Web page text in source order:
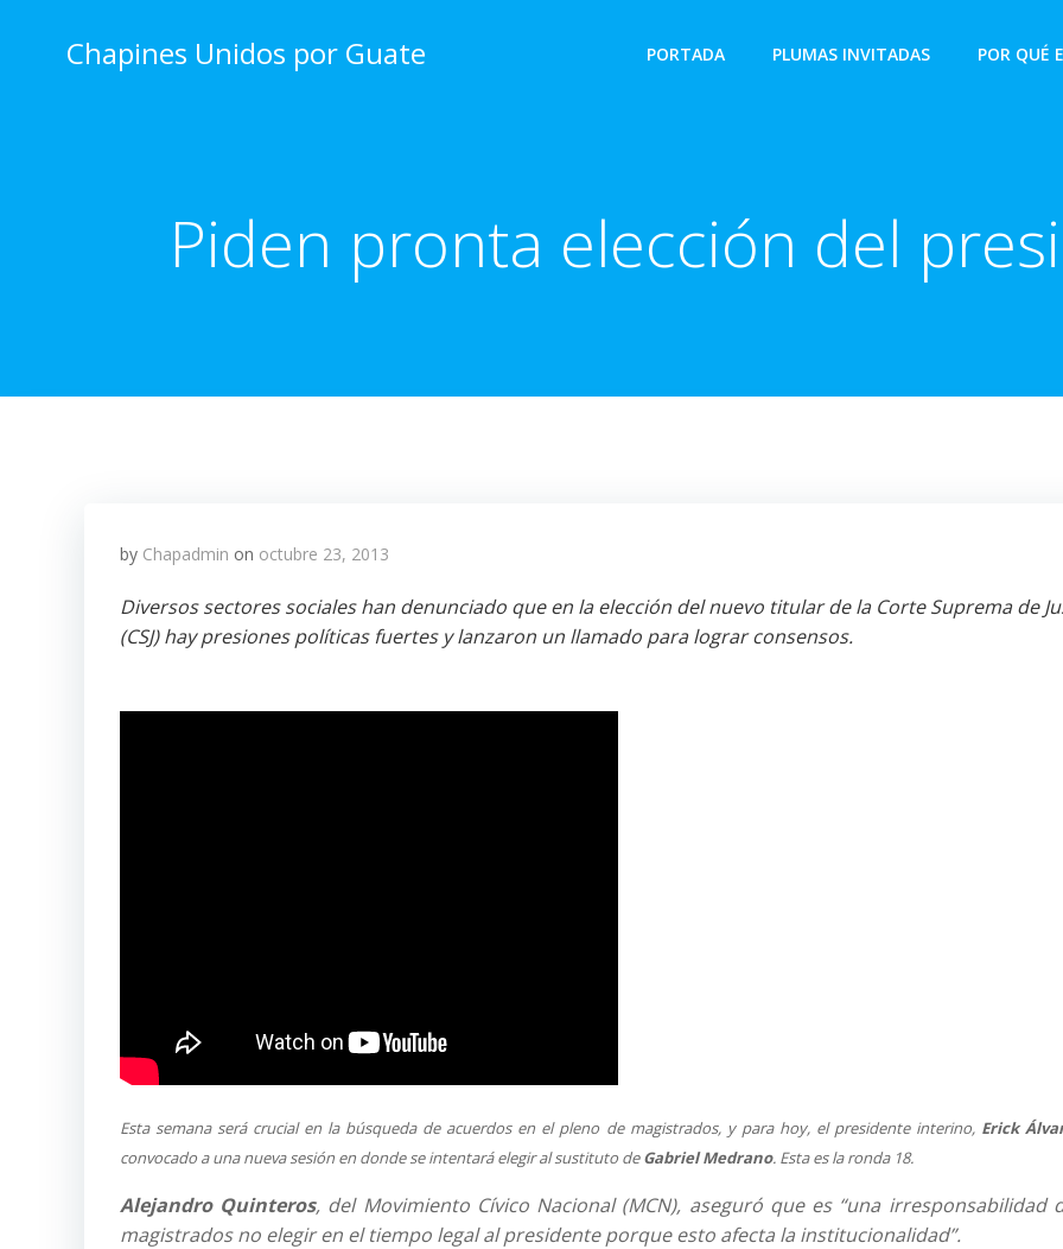
Chapines Unidos por Guate PORTADA PLUMAS INVITADAS POR QUÉ
Piden pronta elección del
by Chapadmin on octubre 23, 2013
Diversos sectores sociales han denunciado que en la elección del nuevo titular de la Corte Suprema de
(CSJ) hay presiones políticas fuertes y lanzaron un llamado para lograr consensos.
Esta semana será crucial en la búsqueda de acuerdos en el pleno de magistrados, y para hoy, el presidente interino, Erick
convocado a una nueva sesión en donde se intentará elegir al sustituto deGabriel Medrano. Esta es la ronda 18.
Alejandro Quinteros, del Movimiento Cívico Nacional (MCN), aseguró que es “una irresponsabilidad
magistrados no elegir en el tiempo legal al presidente porque esto afecta la institucionalidad”.